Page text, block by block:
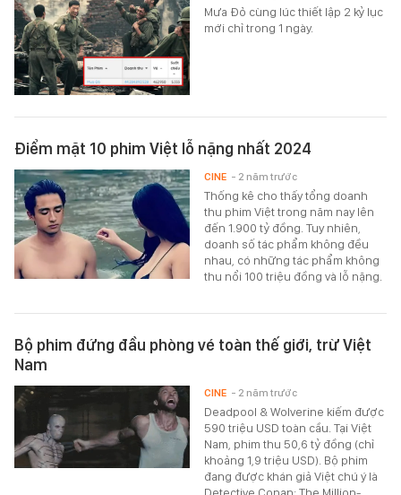
Mưa Đỏ cùng lúc thiết lập 2 kỷ lục
mới chỉ trong 1 ngày.
Điểm mặt 10 phim Việt lỗ nặng nhất 2024
Thống kê cho thấy tổng doanh
thu phim Việt trong năm nay lên
đến 1.900 tỷ đồng. Tuy nhiên,
doanh số tác phẩm không đều
nhau, có những tác phẩm không
thu nổi 100 triệu đồng và lỗ nặng.
CINE - 2 năm trước
Bộ phim đứng đầu phòng vé toàn thế giới, trừ Việt
Nam
Deadpool & Wolverine kiếm được
590 triệu USD toàn cầu. Tại Việt
Nam, phim thu 50,6 tỷ đồng (chỉ
khoảng 1,9 triệu USD). Bộ phim
đang được khán giả Việt chú ý là
CINE - 2 năm trước